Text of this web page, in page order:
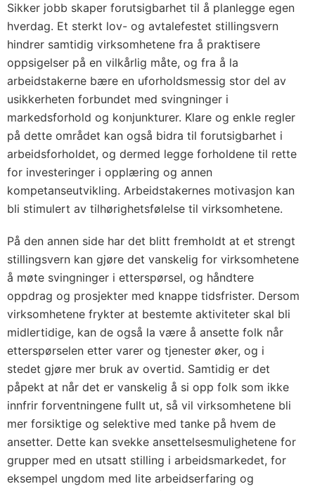
Sikker jobb skaper forutsigbarhet til å planlegge egen
hverdag. Et sterkt lov- og avtalefestet stillingsvern
hindrer samtidig virksomhetene fra å praktisere
oppsigelser på en vilkårlig måte, og fra å la
arbeidstakerne bære en uforholdsmessig stor del av
usikkerheten forbundet med svingninger i
markedsforhold og konjunkturer. Klare og enkle regler
på dette området kan også bidra til forutsigbarhet i
arbeidsforholdet, og dermed legge forholdene til rette
for investeringer i opplæring og annen
kompetanseutvikling. Arbeidstakernes motivasjon kan
bli stimulert av tilhørighetsfølelse til virksomhetene.
På den annen side har det blitt fremholdt at et strengt
stillingsvern kan gjøre det vanskelig for virksomhetene
å møte svingninger i etterspørsel, og håndtere
oppdrag og prosjekter med knappe tidsfrister. Dersom
virksomhetene frykter at bestemte aktiviteter skal bli
midlertidige, kan de også la være å ansette folk når
etterspørselen etter varer og tjenester øker, og i
stedet gjøre mer bruk av overtid. Samtidig er det
påpekt at når det er vanskelig å si opp folk som ikke
innfrir forventningene fullt ut, så vil virksomhetene bli
mer forsiktige og selektive med tanke på hvem de
ansetter. Dette kan svekke ansettelsesmulighetene for
grupper med en utsatt stilling i arbeidsmarkedet, for
eksempel ungdom med lite arbeidserfaring og